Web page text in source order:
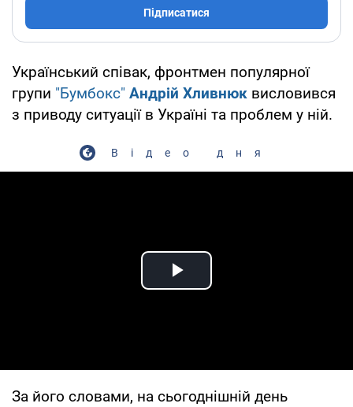
Підписатися
Український співак, фронтмен популярної
групи "Бумбокс" Андрій Хливнюк висловився
з приводу ситуації в Україні та проблем у ній.
Відео дня
Play Video
За його словами, на сьогоднішній день